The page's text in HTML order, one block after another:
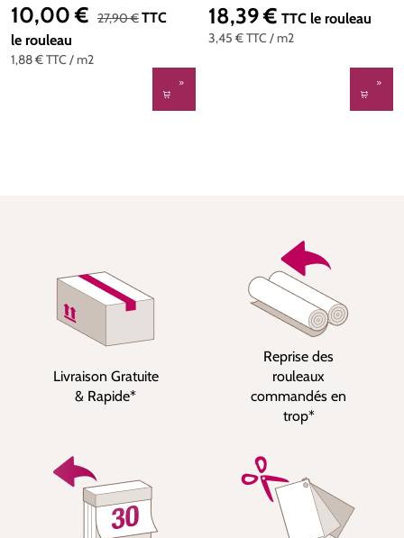
1,88 €TTC / m2
Prix de vente :
10,00 € Prix régulier :
27,90 €TTC
le rouleau
3,45 €TTC / m2
Prix régulier :
18,39 € TTC le rouleau
Livraison Gratuite
& Rapide*
Reprise des
rouleaux
commandés en
trop*